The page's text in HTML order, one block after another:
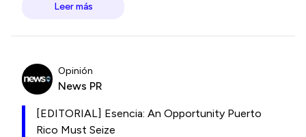
Leer más
Opinión
News PR
[EDITORIAL] Esencia: An Opportunity Puerto
Rico Must Seize